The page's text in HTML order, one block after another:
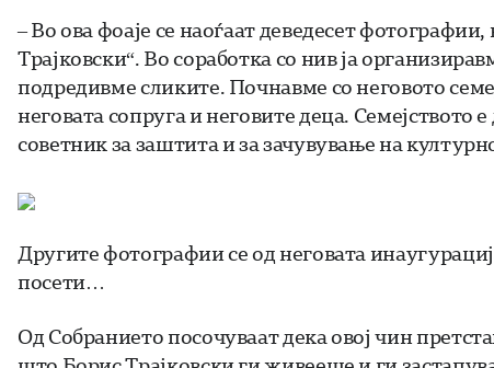
– Во ова фоаје се наоѓаат деведесет
Трајковски“. Во соработка со нив ја
подредивме сликите. Почнавме со неговото
неговата сопруга и неговите деца. Семејството
советник за заштита и за зачувување на
Другите фотографии се од неговата
посети…
Од Собранието посочуваат дека овој чин